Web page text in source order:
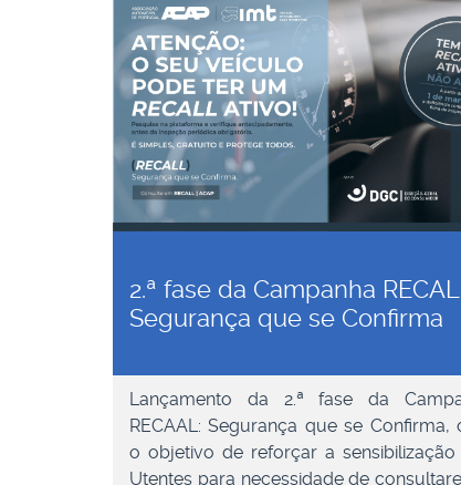
2.ª fase da Campanha
Segurança que se Confirma
Lançamento da 2.ª fase da
RECAAL: Segurança que se Confirma,
o objetivo de reforçar a
Utentes para necessidade de